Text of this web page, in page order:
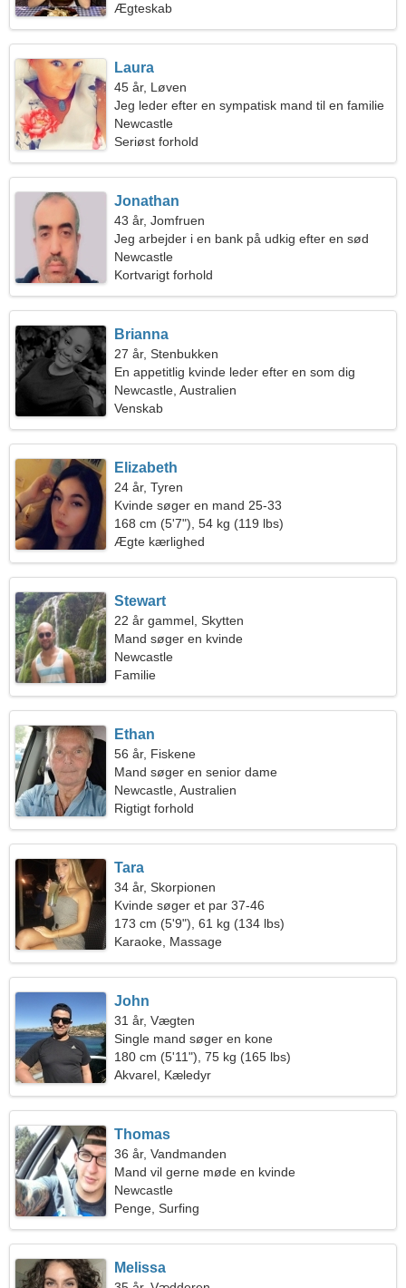
Ægteskab
Laura
45 år, Løven
Jeg leder efter en sympatisk mand til en familie
Newcastle
Seriøst forhold
Jonathan
43 år, Jomfruen
Jeg arbejder i en bank på udkig efter en sød
kvinde
Newcastle
Kortvarigt forhold
Brianna
27 år, Stenbukken
En appetitlig kvinde leder efter en som dig
Newcastle, Australien
Venskab
Elizabeth
24 år, Tyren
Kvinde søger en mand 25-33
168 cm (5'7"), 54 kg (119 lbs)
Ægte kærlighed
Stewart
22 år gammel, Skytten
Mand søger en kvinde
Newcastle
Familie
Ethan
56 år, Fiskene
Mand søger en senior dame
Newcastle, Australien
Rigtigt forhold
Tara
34 år, Skorpionen
Kvinde søger et par 37-46
173 cm (5'9"), 61 kg (134 lbs)
Karaoke, Massage
John
31 år, Vægten
Single mand søger en kone
180 cm (5'11"), 75 kg (165 lbs)
Akvarel, Kæledyr
Thomas
36 år, Vandmanden
Mand vil gerne møde en kvinde
Newcastle
Penge, Surfing
Melissa